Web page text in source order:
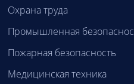
Охрана труда
Промышленная
Пожарная безопасность
Медицинская техника